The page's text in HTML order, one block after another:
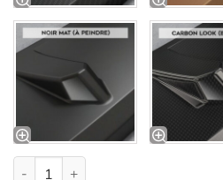
quantité de Lame de parechoc